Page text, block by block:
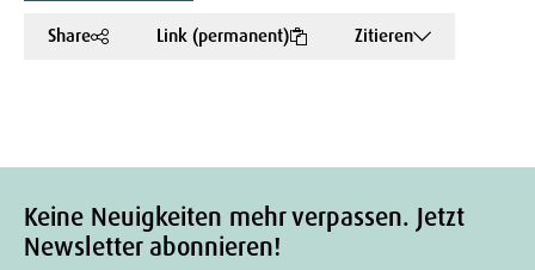
Share Link (permanent) Zitieren
Keine Neuigkeiten mehr verpassen. Jetzt
Newsletter abonnieren!